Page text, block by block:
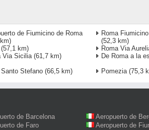
de Fiumicino de Roma
Roma
(52,3 km)
km) Roma Via
Via Sicilia(61,7 km) De Roma a la
Santo Stefano (66,5 km) Pomezia(75,3
de Barcelona Aeropuerto de
de Faro Aeropuerto de